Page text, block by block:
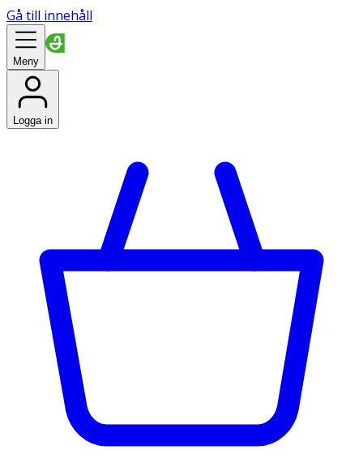
Gå till innehåll
Meny
Logga in